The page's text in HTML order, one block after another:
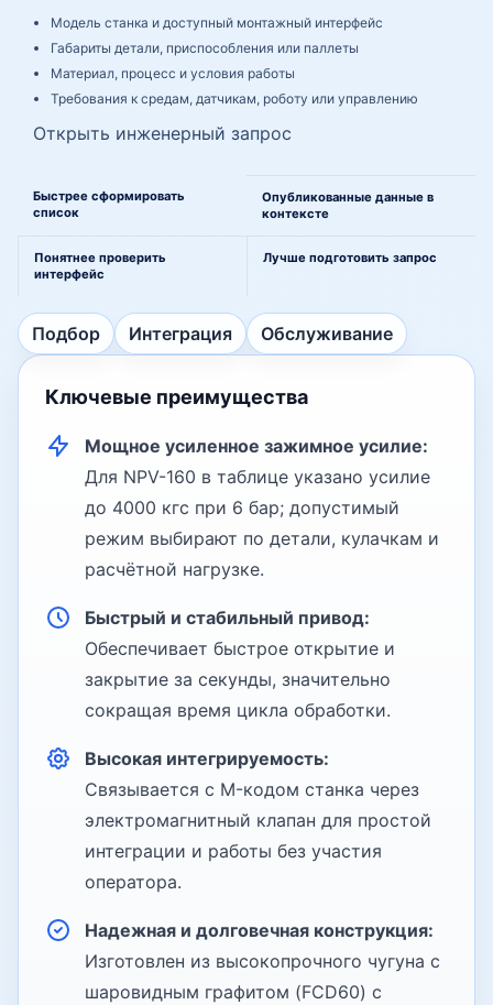
Модель станка и доступный монтажный интерфейс
Габариты детали, приспособления или паллеты
Материал, процесс и условия работы
Требования к средам, датчикам, роботу или управлению
Открыть инженерный запрос
Более ясный путь от сравнения к инженерной оценке
Быстрее сформировать
список
Опубликованные данные в
контексте
Понятнее проверить
интерфейс
Лучше подготовить запрос
Подбор Интеграция Обслуживание
Перейти к таблицам выбора, интеграции и
Ключевые преимущества
Мощное усиленное зажимное усилие:
Для NPV-160 в таблице указано усилие
до 4000 кгс при 6 бар; допустимый
режим выбирают по детали, кулачкам и
расчётной нагрузке.
Быстрый и стабильный привод:
Обеспечивает быстрое открытие и
закрытие за секунды, значительно
сокращая время цикла обработки.
Высокая интегрируемость:
Связывается с M-кодом станка через
электромагнитный клапан для простой
интеграции и работы без участия
оператора.
Надежная и долговечная конструкция:
Изготовлен из высокопрочного чугуна с
шаровидным графитом (FCD60) с